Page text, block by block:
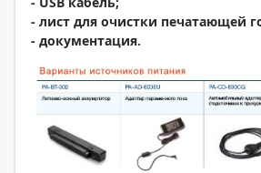
- лист для очистки печатающей
- документация.